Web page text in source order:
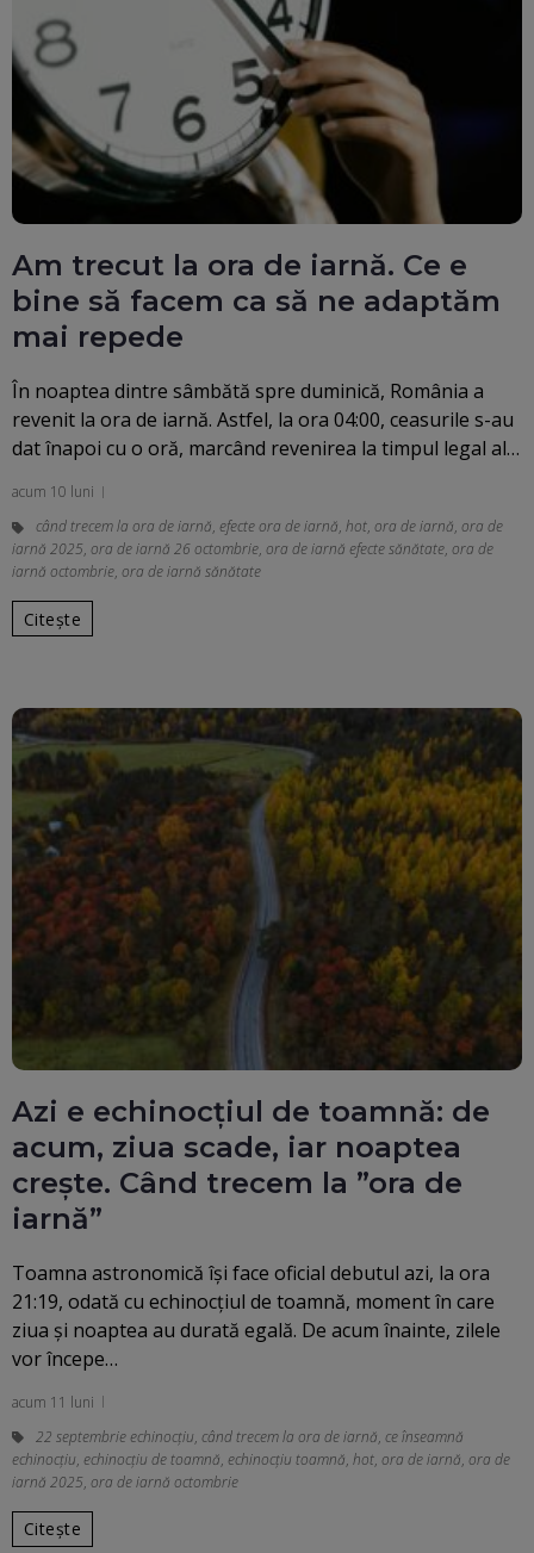
Am trecut la ora de iarnă. Ce e
bine să facem ca să ne adaptăm
mai repede
În noaptea dintre sâmbătă spre duminică, România a
revenit la ora de iarnă. Astfel, la ora 04:00, ceasurile s-au
dat înapoi cu o oră, marcând revenirea la timpul legal al…
acum 10 luni
când trecem la ora de iarnă, efecte ora de iarnă, hot, ora de iarnă, ora de
iarnă 2025, ora de iarnă 26 octombrie, ora de iarnă efecte sănătate, ora de
iarnă octombrie, ora de iarnă sănătate
Citește
Azi e echinocțiul de toamnă: de
acum, ziua scade, iar noaptea
crește. Când trecem la ”ora de
iarnă”
Toamna astronomică își face oficial debutul azi, la ora
21:19, odată cu echinocțiul de toamnă, moment în care
ziua și noaptea au durată egală. De acum înainte, zilele
vor începe…
acum 11 luni
22 septembrie echinocțiu, când trecem la ora de iarnă, ce înseamnă
echinocțiu, echinocţiu de toamnă, echinocțiu toamnă, hot, ora de iarnă, ora de
iarnă 2025, ora de iarnă octombrie
Citește